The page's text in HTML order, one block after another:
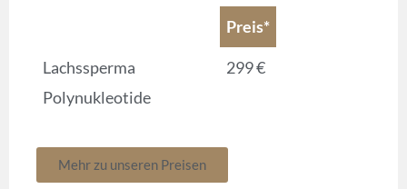
Preis*
Lachssperma
Polynukleotide
299 €
Mehr zu unseren Preisen